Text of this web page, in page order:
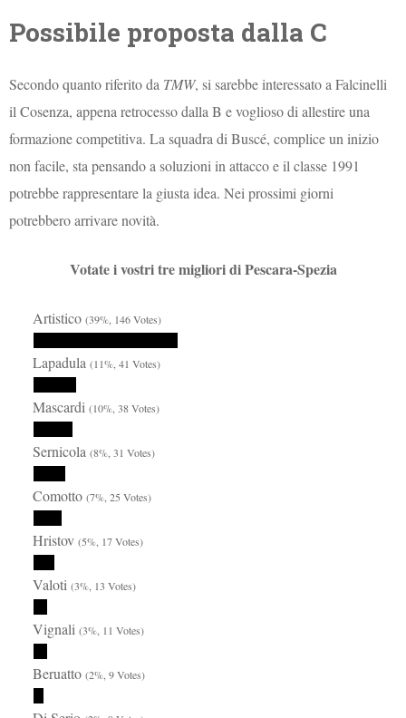
Possibile proposta dalla C
Secondo quanto riferito da TMW, si sarebbe interessato a Falcinelli
il Cosenza, appena retrocesso dalla B e voglioso di allestire una
formazione competitiva. La squadra di Buscé, complice un inizio
non facile, sta pensando a soluzioni in attacco e il classe 1991
potrebbe rappresentare la giusta idea. Nei prossimi giorni
potrebbero arrivare novità.
Votate i vostri tre migliori di Pescara-Spezia
Artistico(39%, 146 Votes)
Lapadula(11%, 41 Votes)
Mascardi(10%, 38 Votes)
Sernicola(8%, 31 Votes)
Comotto(7%, 25 Votes)
Hristov(5%, 17 Votes)
Valoti(3%, 13 Votes)
Vignali(3%, 11 Votes)
Beruatto(2%, 9 Votes)